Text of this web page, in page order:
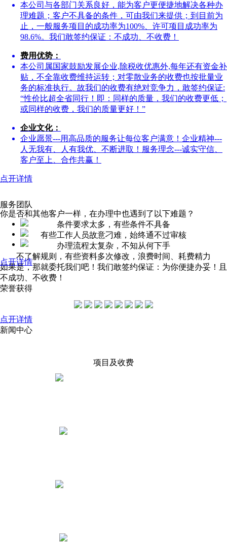
本公司与各部门关系良好，能为客户更便捷地解决各种办
理难题；客户不具备的条件，可由我们来提供；到目前为
止，一般服务项目的成功率为100%、许可项目成功率为
98.6%。我们敢签约保证：不成功、不收费！
费用优势：
本公司属国家鼓励发展企业,除税收优惠外,每年还有资金补
贴，不全靠收费维持运转；对零散业务的收费也按批量业
务的标准执行。故我们的收费有绝对竞争力，敢签约保证:
“性价比超全省同行！即：同样的质量，我们的收费更低；
或同样的收费，我们的质量更好！”
企业文化：
企业愿景---用高品质的服务让每位客户满意！企业精神---
人无我有、人有我优、不断进取！服务理念---诚实守信、
客户至上、合作共赢！
点开详情
服务团队
点开详情
你是否和其他客户一样，在办理中也遇到了以下难题？
条件要求太多，有些条件不具备
有些工作人员故意刁难，始终通不过审核
办理流程太复杂，不知从何下手
不了解规则，有些资料多次修改，浪费时间、耗费精力
如果是，那就委托我们吧！我们敢签约保证：为你便捷办妥！且
不成功、不收费！
荣誉获得
点开详情
新闻中心
项目及收费